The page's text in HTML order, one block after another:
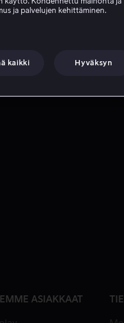
ASIAKKAAT
ja palvelujen kehittäminen.
kaikki Hyväksyn